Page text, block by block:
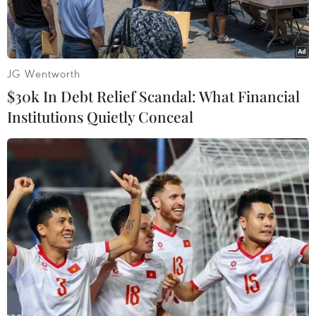
Biểu đồ phổ điểm thi THPT môn Toán 2022.
Ngay sau khi công bố điểm thi tốt nghiệp Trung
học Phổ thông năm 2022, Bộ Giáo dục và Đào tạo
đã công bố kết quả phân tích phổ điểm của 9
môn thi trong kỳ thi tốt nghiệp Trung học Phổ
thông năm 2022 gồm Toán, Ngữ văn, Vật lý, Hóa
JG Wentworth
$30k In Debt Relief Scandal: What Financial
Institutions Quietly Conceal